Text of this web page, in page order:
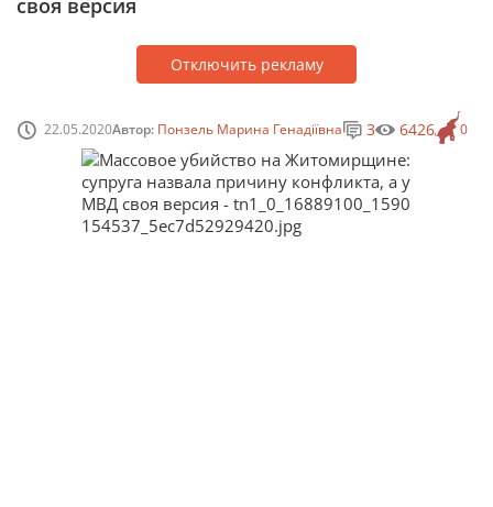
своя версия
Отключить рекламу
22.05.2020Автор: Понзель Марина Генадіївна 0
3 6426